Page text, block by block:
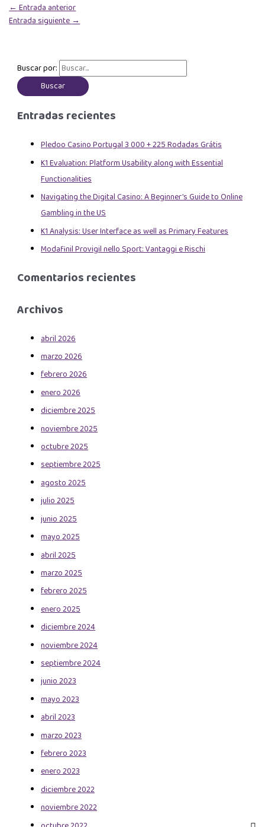
←Entrada anterior
Entrada siguiente→
Buscar por:
Entradas recientes
Pledoo Casino Portugal 3 000 + 225 Rodadas Grátis
K1 Evaluation: Platform Usability along with Essential
Functionalities
Navigating the Digital Casino: A Beginner’s Guide to Online
Gambling in the US
K1 Analysis: User Interface as well as Primary Features
Modafinil Provigil nello Sport: Vantaggi e Rischi
Comentarios recientes
Archivos
abril 2026
marzo 2026
febrero 2026
enero 2026
diciembre 2025
noviembre 2025
octubre 2025
septiembre 2025
agosto 2025
julio 2025
junio 2025
mayo 2025
abril 2025
marzo 2025
febrero 2025
enero 2025
diciembre 2024
noviembre 2024
septiembre 2024
junio 2023
mayo 2023
abril 2023
marzo 2023
febrero 2023
enero 2023
diciembre 2022
noviembre 2022